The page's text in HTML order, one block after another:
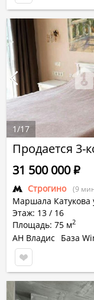
Продается 3-
Строгино (9
Маршала Катукова
Этаж: 13 / 16
Площадь: 75 м2
31 500 000Р
АН Владис
База
1/17